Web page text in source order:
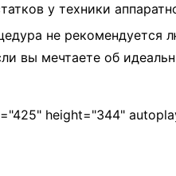
у техники
не рекомендуется
вы мечтаете об
height="344"